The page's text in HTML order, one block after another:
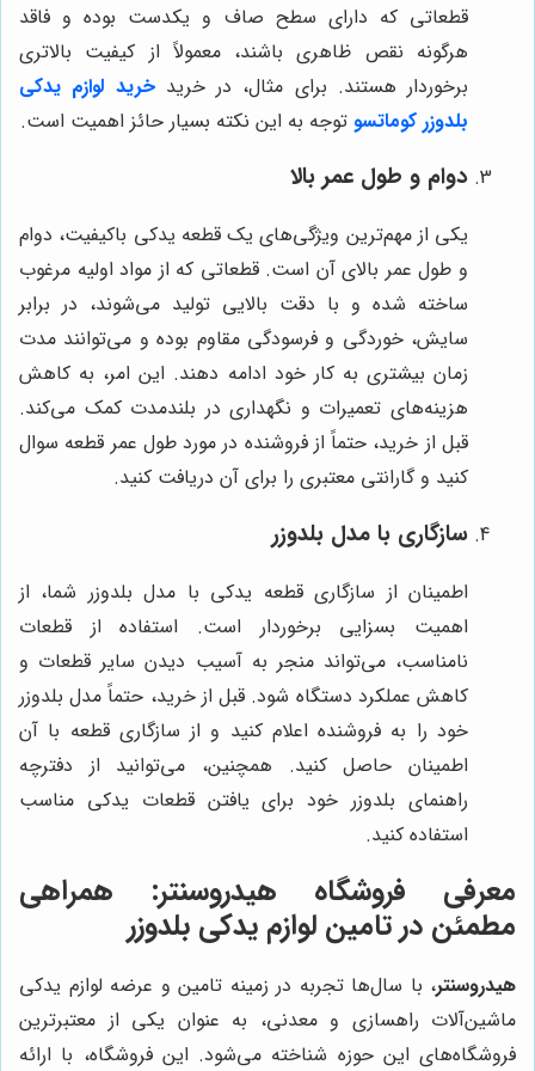
قطعاتی که دارای سطح صاف و یکدست بوده و فاقد
هرگونه نقص ظاهری باشند، معمولاً از کیفیت بالاتری
برخوردار هستند. برای مثال، در خریدخرید لوازم یدکی
بلدوزر کوماتسو توجه به این نکته بسیار حائز اهمیت است.
دوام و طول عمر بالا
یکی از مهم‌ترین ویژگی‌های یک قطعه یدکی باکیفیت، دوام
و طول عمر بالای آن است. قطعاتی که از مواد اولیه مرغوب
ساخته شده و با دقت بالایی تولید می‌شوند، در برابر
سایش، خوردگی و فرسودگی مقاوم بوده و می‌توانند مدت
زمان بیشتری به کار خود ادامه دهند. این امر، به کاهش
هزینه‌های تعمیرات و نگهداری در بلندمدت کمک می‌کند.
قبل از خرید، حتماً از فروشنده در مورد طول عمر قطعه سوال
کنید و گارانتی معتبری را برای آن دریافت کنید.
سازگاری با مدل بلدوزر
اطمینان از سازگاری قطعه یدکی با مدل بلدوزر شما، از
اهمیت بسزایی برخوردار است. استفاده از قطعات
نامناسب، می‌تواند منجر به آسیب دیدن سایر قطعات و
کاهش عملکرد دستگاه شود. قبل از خرید، حتماً مدل بلدوزر
خود را به فروشنده اعلام کنید و از سازگاری قطعه با آن
اطمینان حاصل کنید. همچنین، می‌توانید از دفترچه
راهنمای بلدوزر خود برای یافتن قطعات یدکی مناسب
استفاده کنید.
معرفی فروشگاه هیدروسنتر: همراهی
مطمئن در تامین لوازم یدکی بلدوزر
هیدروسنتر، با سال‌ها تجربه در زمینه تامین و عرضه لوازم یدکی
ماشین‌آلات راهسازی و معدنی، به عنوان یکی از معتبرترین
فروشگاه‌های این حوزه شناخته می‌شود. این فروشگاه، با ارائه